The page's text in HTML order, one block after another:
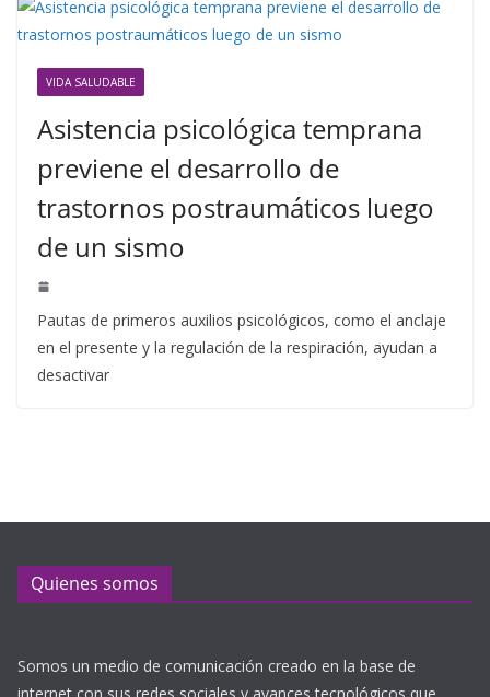
VIDA SALUDABLE
Asistencia psicológica temprana
previene el desarrollo de
trastornos postraumáticos luego
de un sismo
Pautas de primeros auxilios psicológicos, como el anclaje
en el presente y la regulación de la respiración, ayudan a
desactivar
Quienes somos
Somos un medio de comunicación creado en la base de